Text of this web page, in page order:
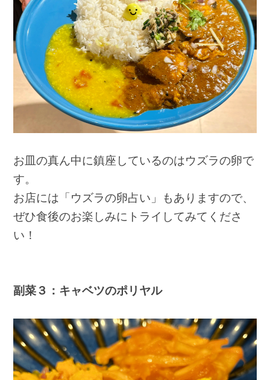
お皿の真ん中に鎮座しているのはウズラの卵で
す。
お店には「ウズラの卵占い」もありますので、
ぜひ食後のお楽しみにトライしてみてくださ
い！
副菜３：キャベツのポリヤル